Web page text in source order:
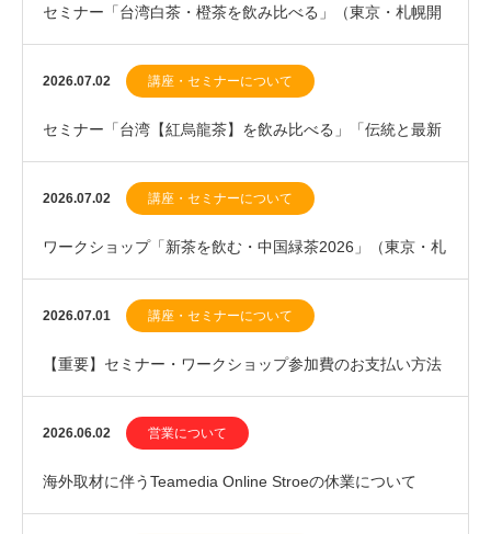
セミナー「台湾白茶・橙茶を飲み比べる」（東京・札幌開
催）のお知らせ
2026.07.02 講座・セミナーについて
セミナー「台湾【紅烏龍茶】を飲み比べる」「伝統と最新
の中国紅茶」札幌開催のお知らせ
2026.07.02 講座・セミナーについて
ワークショップ「新茶を飲む・中国緑茶2026」（東京・札
幌開催）のお知らせ
2026.07.01 講座・セミナーについて
【重要】セミナー・ワークショップ参加費のお支払い方法
変更に関するお知らせ
2026.06.02 営業について
海外取材に伴うTeamedia Online Stroeの休業について